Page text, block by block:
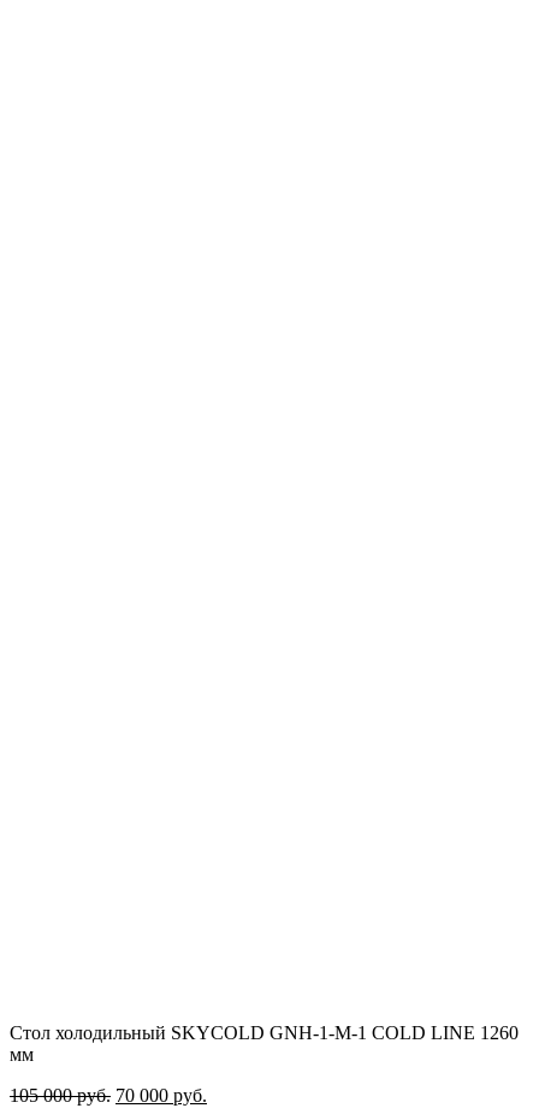
Стол холодильный SKYCOLD GNH-1-M-1 COLD LINE 1260
мм
105 000руб. Первоначальная
70 000 руб.